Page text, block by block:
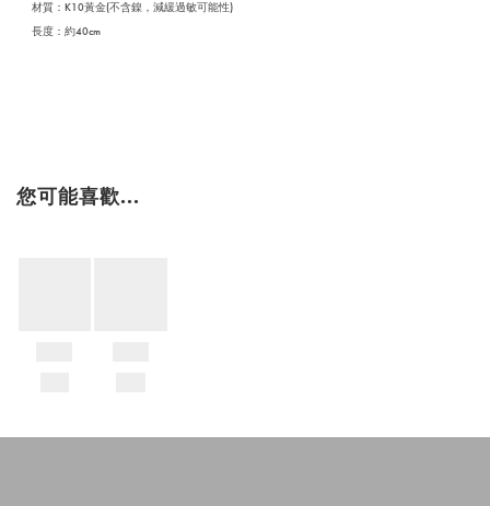
材質：K10黃金(不含鎳，減緩過敏可能性)
長度：約40cm
您可能喜歡...